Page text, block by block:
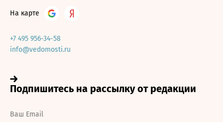
На карте
+7 495 956-34-58
info@vedomosti.ru